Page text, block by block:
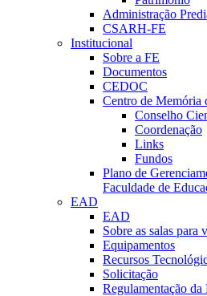
Administração
CSARH-FE
Institucional
Sobre a FE
Documentos
CEDOC
Centro de Memória
Conselho
Coordenação
Links
Fundos
Plano de
Faculdade de
EAD
EAD
Sobre as salas para
Equipamentos
Recursos
Solicitação
Regulamentação da